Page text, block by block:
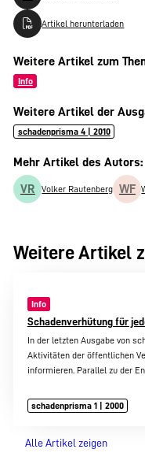
Artikel herunterladen
Weitere Artikel zum
Info
Weitere Artikel der
schadenprisma 4 | 2010
Mehr Artikel des Autors:
VR Volker Rautenberg WF
Weitere Artikel
Info
Schadenverhütung für
In der letzten Ausgabe von
Aktivitäten der öffentlichen
informieren. Parallel zu der
schadenprisma 1 | 2000
Alle Artikel zeigen